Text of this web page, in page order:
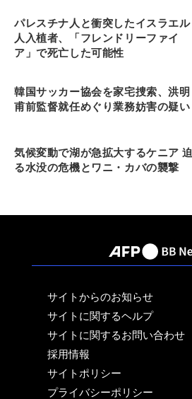
パレスチナ人と衝突したイスラエル
人入植者、「フレンドリーファイ
ア」で死亡した可能性
韓国サッカー協会を家宅捜索、洪明
甫前監督就任めぐり業務妨害の疑い
気候変動で湖が急拡大するケニア 迫
る水没の危機とワニ・カバの襲撃
サイトからのお知らせ
サイトに関するヘルプ
サイトに関するお問い合わせ
採用情報
サイトポリシー
プライバシーポリシー